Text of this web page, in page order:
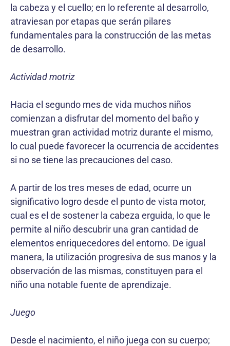
la cabeza y el cuello; en lo referente al desarrollo,
atraviesan por etapas que serán pilares
fundamentales para la construcción de las metas
de desarrollo.
Actividad motriz
Hacia el segundo mes de vida muchos niños
comienzan a disfrutar del momento del baño y
muestran gran actividad motriz durante el mismo,
lo cual puede favorecer la ocurrencia de accidentes
si no se tiene las precauciones del caso.
A partir de los tres meses de edad, ocurre un
significativo logro desde el punto de vista motor,
cual es el de sostener la cabeza erguida, lo que le
permite al niño descubrir una gran cantidad de
elementos enriquecedores del entorno. De igual
manera, la utilización progresiva de sus manos y la
observación de las mismas, constituyen para el
niño una notable fuente de aprendizaje.
Juego
Desde el nacimiento, el niño juega con su cuerpo;